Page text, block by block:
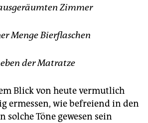
Zimmer
Menge Bierflaschen
der Matratze
Blick von heute vermutlich
ermessen, wie befreiend in den
solche Töne gewesen sein